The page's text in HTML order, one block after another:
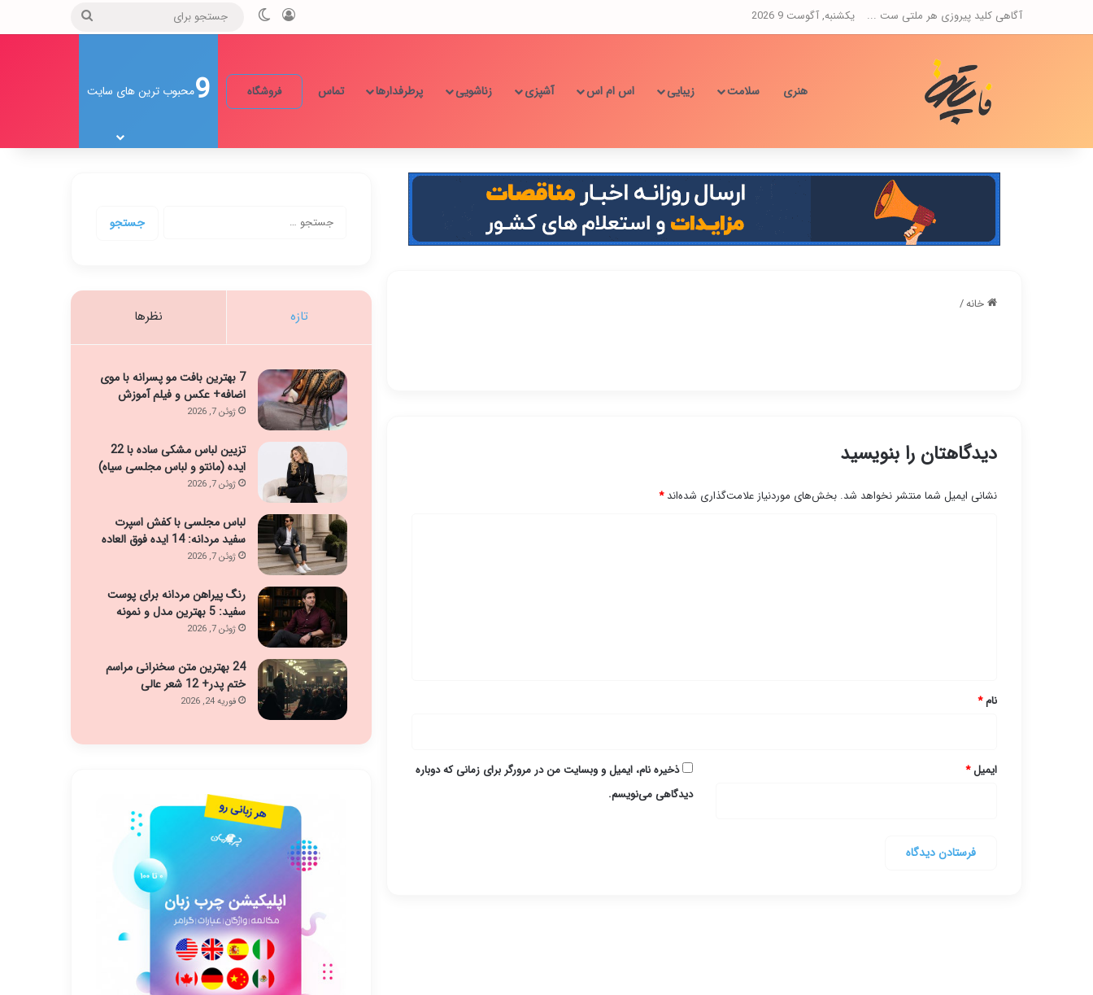
آگاهی کلید پیروزی هر ملتی ست ... یکشنبه, آگوست 9 2026 ورود تغییر پوسته
جستجو
هنری سلامت زیبایی اس ام اس آشپزی زناشویی پرطرفدارها تماس فروشگاه 9محبوب ترین های سایت
خانه/
دیدگاهتان را بنویسید
نشانی ایمیل شما منتشر نخواهد شد. بخش‌های موردنیاز علامت‌گذاری شده‌اند*
نام*
ایمیل*
ذخیره نام، ایمیل و وبسایت من در مرورگر برای زمانی که دوباره
دیدگاهی می‌نویسم.
تازه نظرها
7 بهترین بافت مو پسرانه با موی
اضافه+ عکس و فیلم آموزش
ژوئن 7, 2026
تزیین لباس مشکی ساده با 22
ایده (مانتو و لباس مجلسی سیاه)
ژوئن 7, 2026
لباس مجلسی با کفش اسپرت
سفید مردانه: 14 ایده فوق العاده
ژوئن 7, 2026
رنگ پیراهن مردانه برای پوست
سفید: 5 بهترین مدل و نمونه
ژوئن 7, 2026
24 بهترین متن سخنرانی مراسم
ختم پدر+ 12 شعر عالی
فوریه 24, 2026